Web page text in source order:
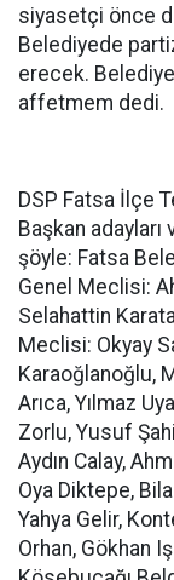
siyasetçi önce
Belediyede
erecek.
affetmem dedi.
DSP Fatsa İlçe
Başkan
şöyle: Fatsa
Genel Meclisi:
Selahattin
Meclisi: Okyay
Karaoğlanoğlu,
Arıca, Yılmaz
Zorlu, Yusuf
Aydın Calay,
Oya Diktepe,
Yahya Gelir,
Orhan, Gökhan